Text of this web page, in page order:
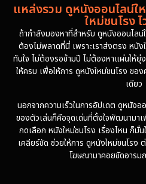
แหล่งรวม ดูหนังออนไลน์
ใหม่ชนโรง ไ
ถ้ากำลังมองหาที่สำหรับ ดูหนังออนไลน์
ต้องไม่พลาดที่นี่ เพราะเราส่งตรง หนั
ทันใจ ไม่ต้องรอข้ามปี ไม่ต้องหาแผ่นให้ยุ่
ให้ครบ เพื่อให้การ ดูหนังใหม่ชนโรง ข
เดียว
นอกจากความเร็วในการอัปเดต ดูหนังอ
ของตัวเล่นก็คือจุดเด่นที่ตั้งใจพัฒนามา
กดเลือก หนังใหม่ชนโรง เรื่องไหน ก็มั่
เคลียร์ชัด ช่วยให้การ ดูหนังใหม่ชนโรง
โฆษณามาคอยขัดอารม